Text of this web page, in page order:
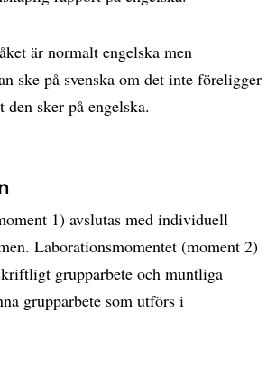
är normalt engelska men
ske på svenska om det inte föreligger
den sker på engelska.
1) avslutas med individuell
Laborationsmomentet (moment 2)
grupparbete och muntliga
grupparbete som utförs i